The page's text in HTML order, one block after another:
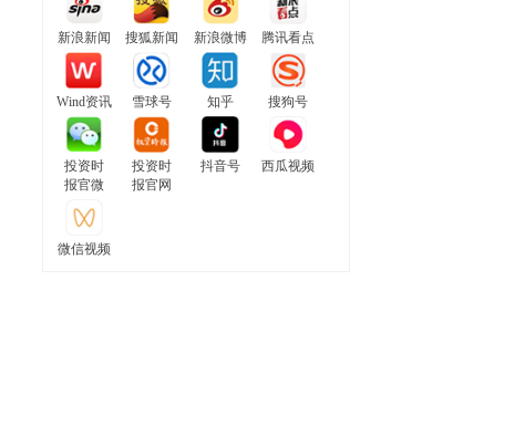
新浪新闻 搜狐新闻 新浪微博 腾讯看点
Wind资讯 雪球号 知乎 搜狗号
投资时
报官微
投资时
报官网
抖音号 西瓜视频
微信视频